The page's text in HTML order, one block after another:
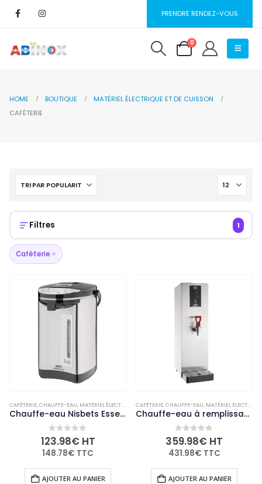
PRENDRE RENDEZ-VOUS
0
HOME BOUTIQUE
MATÉRIEL ÉLECTRIQUE ET DE CUISSON
CAFÉTERIE
Filtres 1
Caféterie
CAFÉTERIE,CHAUFFE-EAU, MATÉRIEL ÉLECTRIQUE ET DE CUISSON ,NON-PALETTISABLE
Chauffe-eau Nisbets Essentials 3,6L
0out of 5
123.98€ HT
148.78€ TTC
AJOUTER AU PANIER
CAFÉTERIE,CHAUFFE-EAU, MATÉRIEL ÉLECTRIQUE ET DE CUISSON
Chauffe-eau à remplissage automatique Nisbets Essentials 8L
0out of 5
359.98€ HT
431.98€ TTC
AJOUTER AU PANIER